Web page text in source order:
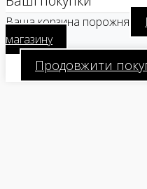
Ваша корзина порожня
магазину
Продовжити